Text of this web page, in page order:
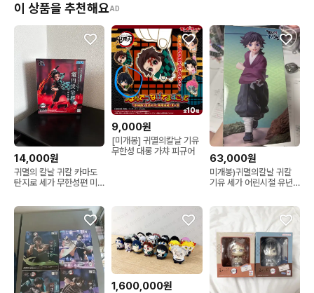
이 상품을 추천해요AD
14,000원
귀멸의 칼날 귀칼 카마도
탄지로 세가 무한성편 미
9,000원
[미개봉] 귀멸의칼날 기유
무한성 대롱 가챠 피규어
63,000원
미개봉)귀멸의칼날 귀칼
기유 세가 어린시절 유년
1,600,000원